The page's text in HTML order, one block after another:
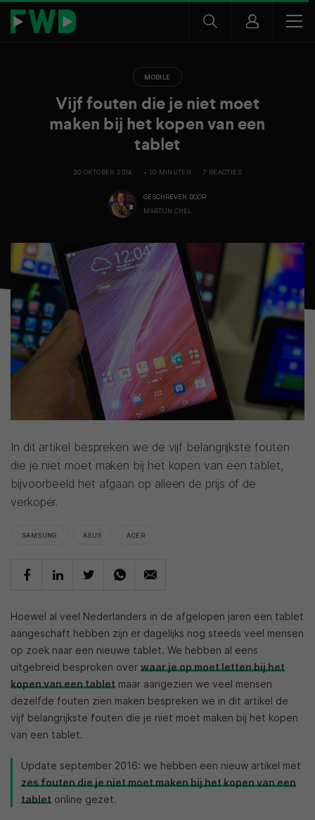
MOBILE
Vijf fouten die je niet moet
maken bij het kopen van een
tablet
20 OKTOBER 2014 + 10 MINUTEN 7 REACTIES
GESCHREVEN DOOR
MARTIJN CHEL
In dit artikel bespreken we de vijf belangrijkste fouten
die je niet moet maken bij het kopen van een tablet,
bijvoorbeeld het afgaan op alleen de prijs of de
verkoper.
SAMSUNG ASUS ACER
Hoewel al veel Nederlanders in de afgelopen jaren een tablet
aangeschaft hebben zijn er dagelijks nog steeds veel mensen
op zoek naar een nieuwe tablet. We hebben al eens
uitgebreid besproken over waar je op moet letten bij het
kopen van een tablet maar aangezien we veel mensen
dezelfde fouten zien maken bespreken we in dit artikel de
vijf belangrijkste fouten die je niet moet maken bij het kopen
van een tablet.
Update september 2016: we hebben een nieuw artikel met
zes fouten die je niet moet maken bij het kopen van een
tablet online gezet.